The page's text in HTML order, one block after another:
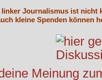
Journalismus ist nicht
kleine Spenden können